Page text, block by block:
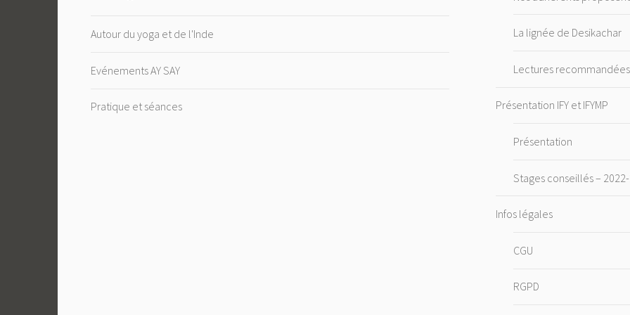
Autour du yoga et de l'Inde
Evénements AY SAY
Pratique et séances
La lignée de Desikachar
Lectures recommandées
Présentation IFY et IFYMP
Présentation
Stages conseillés –
Infos légales
CGU
RGPD